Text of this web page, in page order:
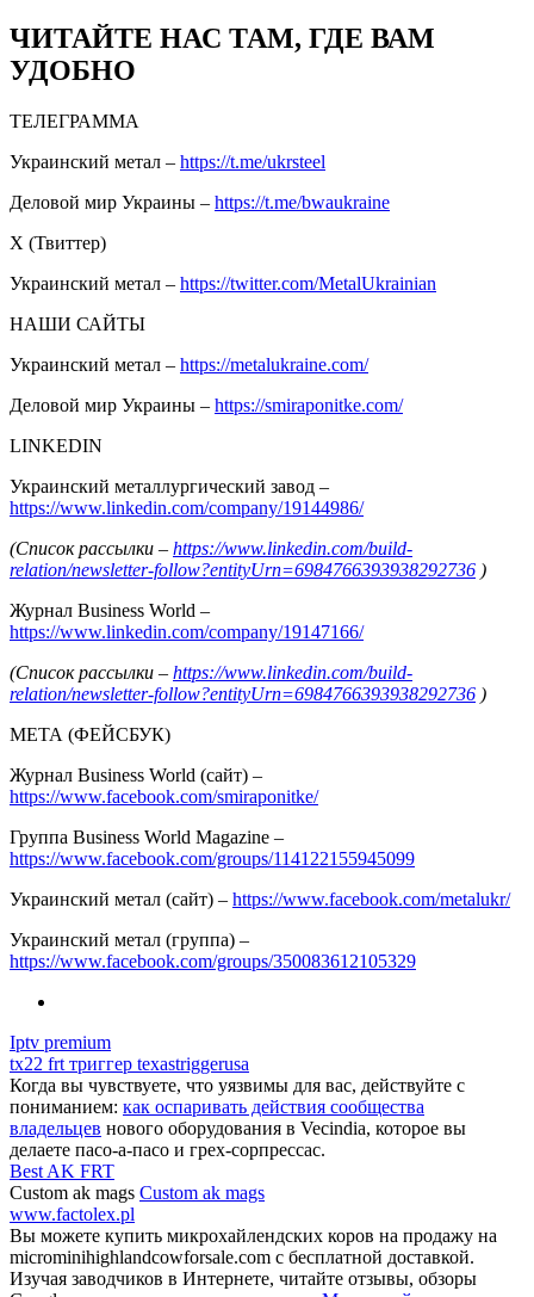
ЧИТАЙТЕ НАС ТАМ, ГДЕ ВАМ
УДОБНО
ТЕЛЕГРАММА
Украинский метал – https://t.me/ukrsteel
Деловой мир Украины – https://t.me/bwaukraine
Х (Твиттер)
Украинский метал – https://twitter.com/MetalUkrainian
НАШИ САЙТЫ
Украинский метал – https://metalukraine.com/
Деловой мир Украины – https://smiraponitke.com/
LINKEDIN
Украинский металлургический завод –
https://www.linkedin.com/company/19144986/
(Список рассылки – https://www.linkedin.com/build-
relation/newsletter-follow?entityUrn=6984766393938292736 )
Журнал Business World –
https://www.linkedin.com/company/19147166/
(Список рассылки – https://www.linkedin.com/build-
relation/newsletter-follow?entityUrn=6984766393938292736 )
МЕТА (ФЕЙСБУК)
Журнал Business World (сайт) –
https://www.facebook.com/smiraponitke/
Группа Business World Magazine –
https://www.facebook.com/groups/114122155945099
Украинский метал (сайт) – https://www.facebook.com/metalukr/
Украинский метал (группа) –
https://www.facebook.com/groups/350083612105329
Iptv premium
tx22 frt триггер texastriggerusa
Когда вы чувствуете, что уязвимы для вас, действуйте с
пониманием: как оспаривать действия сообщества
владельцев нового оборудования в Vecindia, которое вы
делаете пасо-а-пасо и грех-сорпрессас.
Best AK FRT
Custom ak mags Custom ak mags
www.factolex.pl
Вы можете купить микрохайлендских коров на продажу на
microminihighlandcowforsale.com с бесплатной доставкой.
Изучая заводчиков в Интернете, читайте отзывы, обзоры